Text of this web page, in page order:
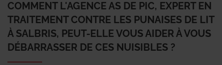
COMMENT L'AGENCE AS DE PIC, EXPERT EN
TRAITEMENT CONTRE LES PUNAISES DE LIT
À SALBRIS, PEUT-ELLE VOUS AIDER À VOUS
DÉBARRASSER DE CES NUISIBLES ?